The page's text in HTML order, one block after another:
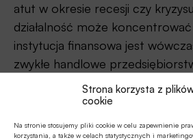
Strona korzysta z
cookie
Na stronie stosujemy pliki cookie w celu zapewnienie
korzystania, a także w celach statystycznych i
atut w okresie recesji czy
działalność może
instytucja finansowa jest
zwykłe handlowe
Podział ten, choć na pierwszy
sztuczny, bo przecież zaufanie,